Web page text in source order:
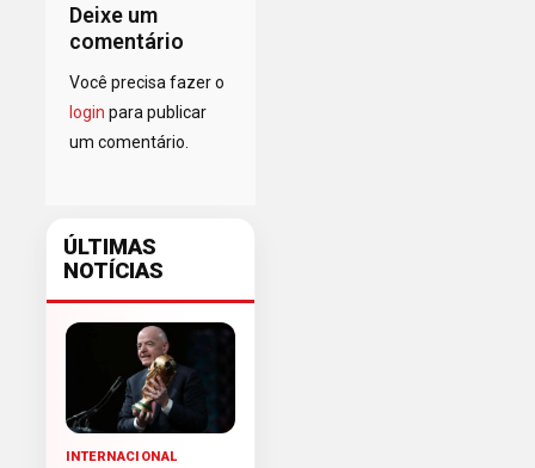
Deixe um
comentário
Você precisa fazer o
login para publicar
um comentário.
ÚLTIMAS
NOTÍCIAS
INTERNACIONAL